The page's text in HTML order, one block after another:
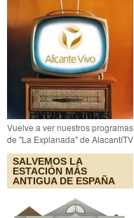
Vuelve a ver nuestros programas
de "La Explanada" de AlacantíTV
SALVEMOS LA
ESTACIÓN MÁS
ANTIGUA DE ESPAÑA